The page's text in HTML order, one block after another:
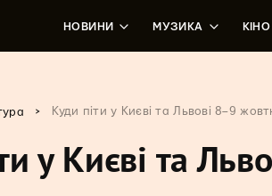
НОВИНИ МУЗИКА КІНО
> Куди піти у Києві та Львові 8–9
у Києві та